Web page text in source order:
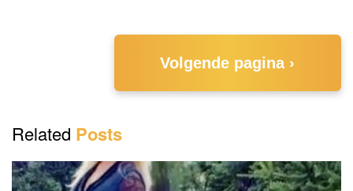
Volgende pagina ›
Related Posts